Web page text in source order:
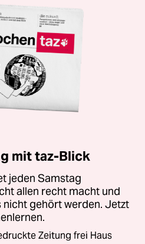
mit taz-Blick
jeden Samstag
allen recht macht und
gehört werden. Jetzt
Zeitung frei Haus